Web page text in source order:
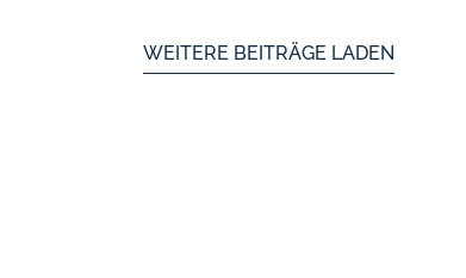
WEITERE BEITRÄGE LADEN